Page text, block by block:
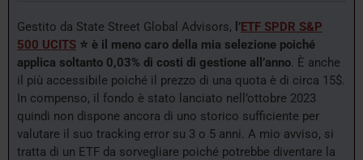
Gestito da State Street Global Advisors, l’ETF SPDR S&P
500 UCITS ⭐ è il meno caro della mia selezione poiché
applica soltanto 0,03% di costi di gestione all’anno. È anche
il più accessibile poiché il prezzo di una quota è di circa 15$.
In compenso, il fondo è stato lanciato nell’ottobre 2023
quindi non dispone ancora di uno storico sufficiente per
valutare il suo tracking error su 3 o 5 anni. A mio avviso, si
tratta di un ETF da sorvegliare poiché potrebbe diventare la